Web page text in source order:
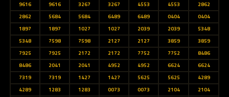
9616
9616 3267 3267 4553 4553
2862
2862
5684 5684 6489 6489 0404
0404
1897
1897 1027 1027 2039 2039
5348
5348
7598 7598 2127 2127 3859
3859
7925
7925 2172 2172 7752 7752
8486
8486
2041 2041 4952 4952 6624
6624
7319
7319 1427 1427 5625 5625
4289
4289
1283 1283 0073 0073 2104
2104